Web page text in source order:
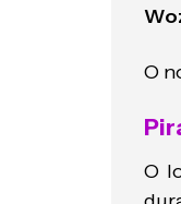
O
O